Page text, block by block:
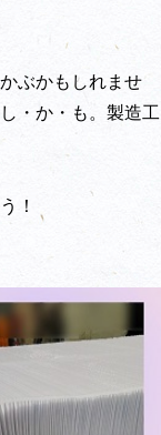
ぶかもしれませ
・か・も。製造工
！